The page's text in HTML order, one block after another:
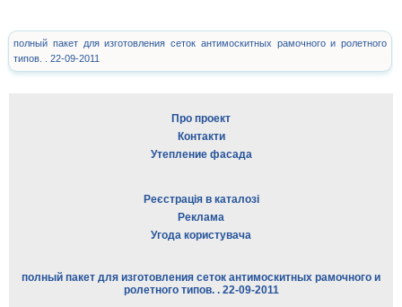
полный пакет для изготовления сеток антимоскитных рамочного и ролетного
типов. . 22-09-2011
Про проект
Контакти
Утепление фасада
Реєстрація в каталозі
Реклама
Угода користувача
полный пакет для изготовления сеток антимоскитных рамочного и
ролетного типов. . 22-09-2011